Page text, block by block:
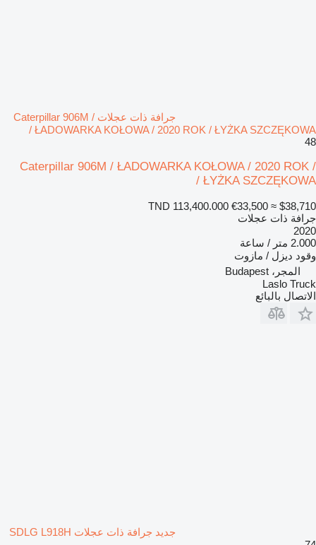
جرافة ذات عجلات Caterpillar 906M /
ŁADOWARKA KOŁOWA / 2020 ROK / ŁYŻKA SZCZĘKOWA /
48
Caterpillar 906M / ŁADOWARKA KOŁOWA / 2020 ROK /
ŁYŻKA SZCZĘKOWA /
TND 113,400.000 €33,500 ≈ $38,710
جرافة ذات عجلات
2020
2.000 متر / ساعة
وقود ديزل / مازوت
المجر، Budapest
Laslo Truck
الاتصال بالبائع
جديد جرافة ذات عجلات SDLG L918H